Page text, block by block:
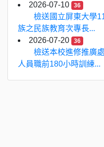
2026-07-10
36
檢送國立屏東大學
族之民族教育次專長...
2026-07-20
36
檢送本校進修推廣
人員職前180小時訓練...